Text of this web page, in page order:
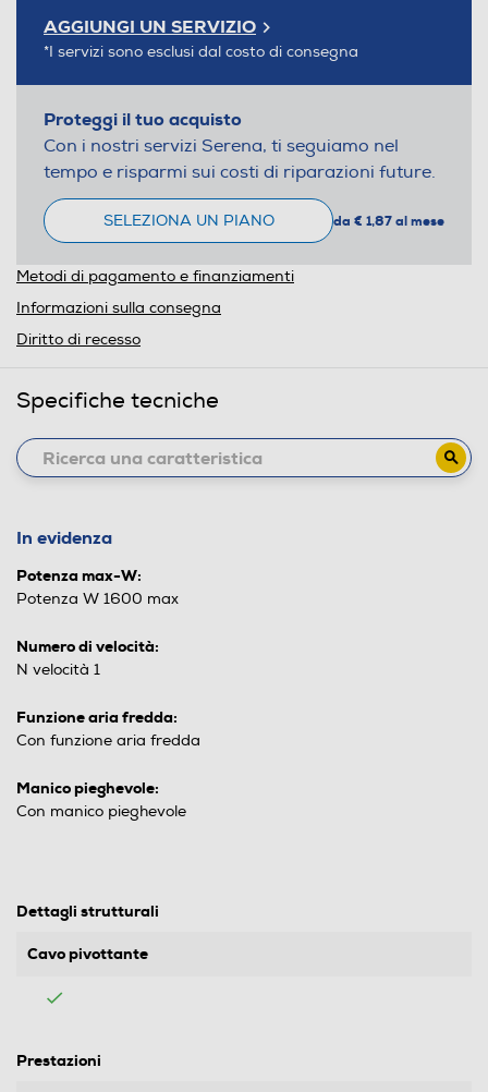
AGGIUNGI UN SERVIZIO
*I servizi sono esclusi dal costo di consegna
Proteggi il tuo acquisto
Con i nostri servizi Serena, ti seguiamo nel
tempo e risparmi sui costi di riparazioni future.
SELEZIONA UN PIANO da € 1,87 al mese
Metodi di pagamento e finanziamenti
Informazioni sulla consegna
Diritto di recesso
Specifiche tecniche
In evidenza
Potenza max-W:
Potenza W 1600 max
Numero di velocità:
N velocità 1
Funzione aria fredda:
Con funzione aria fredda
Manico pieghevole:
Con manico pieghevole
Dettagli strutturali
Cavo pivottante
Prestazioni